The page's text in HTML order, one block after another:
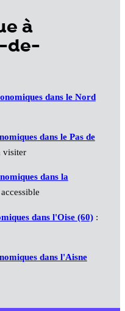
à
de-
dans le Nord
dans le Pas de
visiter
dans la
dans l'Oise (60):
dans l'Aisne